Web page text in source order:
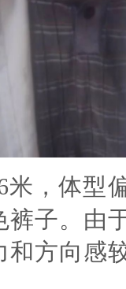
米，体型
子。由
方向感